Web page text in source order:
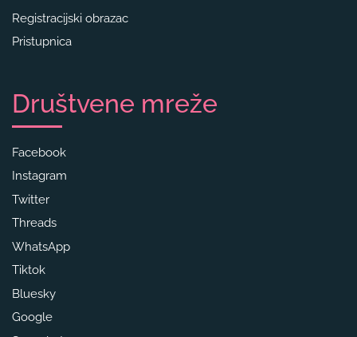
Registracijski obrazac
Pristupnica
Društvene mreže
Facebook
Instagram
Twitter
Threads
WhatsApp
Tiktok
Bluesky
Google